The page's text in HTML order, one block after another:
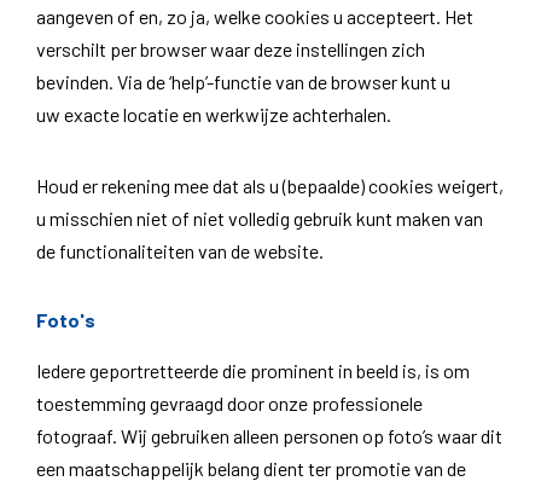
aangeven of en, zo ja, welke cookies u accepteert. Het
verschilt per browser waar deze instellingen zich
bevinden. Via de ‘help’-functie van de browser kunt u
uw exacte locatie en werkwijze achterhalen.
Houd er rekening mee dat als u (bepaalde) cookies weigert,
u misschien niet of niet volledig gebruik kunt maken van
de functionaliteiten van de website.
Foto's
Iedere geportretteerde die prominent in beeld is, is om
toestemming gevraagd door onze professionele
fotograaf. Wij gebruiken alleen personen op foto’s waar dit
een maatschappelijk belang dient ter promotie van de